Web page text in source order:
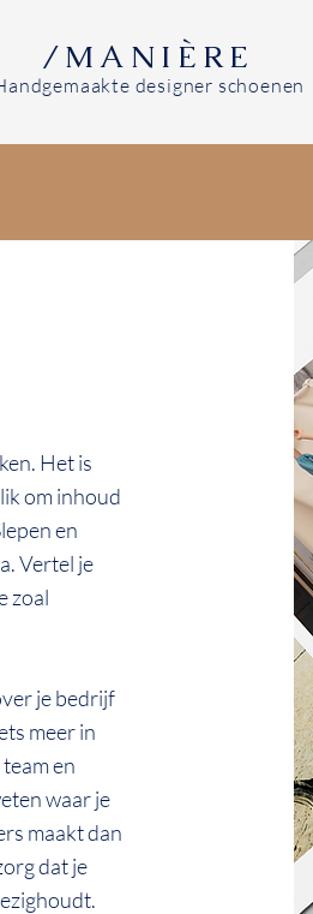
/MANIÈRE
designer schoenen
Het is
om inhoud
en
Vertel je
zoal
je bedrijf
meer in
en
waar je
maakt dan
dat je